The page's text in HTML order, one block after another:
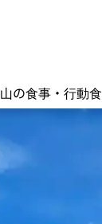
山の食事・行動食